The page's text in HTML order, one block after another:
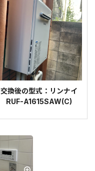
交換後の型式：リンナイ
RUF-A1615SAW(C)